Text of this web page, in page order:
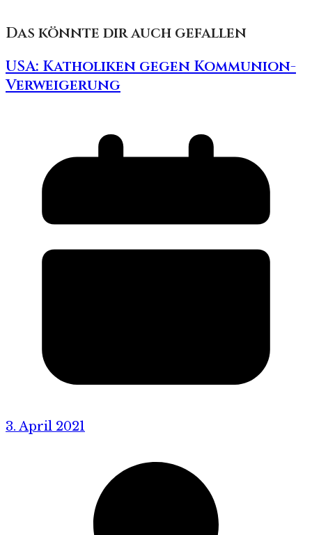
Das könnte dir auch gefallen
USA: Katholiken gegen Kommunion-
Verweigerung
3. April 2021